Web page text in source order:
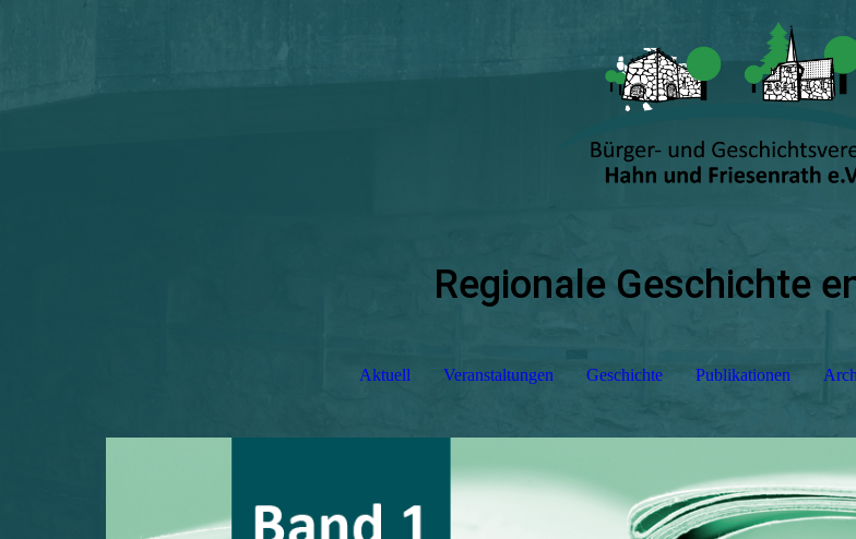
Regionale Geschichte
Aktuell Veranstaltungen Geschichte Publikationen